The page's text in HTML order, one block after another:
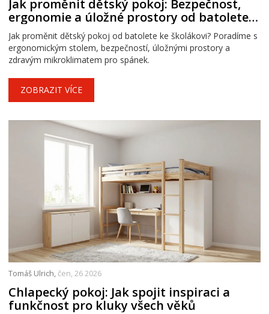
Jak proměnit dětský pokoj: Bezpečnost,
ergonomie a úložné prostory od batolete
po školáka
Jak proměnit dětský pokoj od batolete ke školákovi? Poradíme s
ergonomickým stolem, bezpečností, úložnými prostory a
zdravým mikroklimatem pro spánek.
ZOBRAZIT VÍCE
Tomáš Ulrich, čen, 26 2026
Chlapecký pokoj: Jak spojit inspiraci a
funkčnost pro kluky všech věků